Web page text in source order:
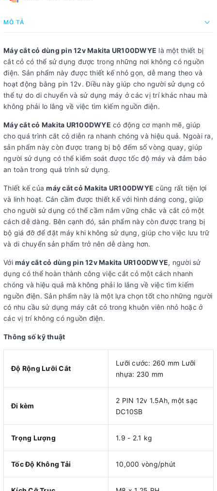
MÔ TẢ
Máy cắt cỏ dùng pin 12v Makita UR100DWYE là một thiết bị
cắt cỏ có thể sử dụng được trong những nơi không có nguồn
điện. Sản phẩm này được thiết kế nhỏ gọn, dễ mang theo và
hoạt động bằng pin 12v. Điều này giúp cho người sử dụng có
thể tự do di chuyển và sử dụng máy ở các vị trí khác nhau mà
không phải lo lắng về việc tìm kiếm nguồn điện.
Máy cắt cỏ Makita UR100DWYE có động cơ mạnh mẽ, giúp
cho quá trình cắt cỏ diễn ra nhanh chóng và hiệu quả. Ngoài ra,
sản phẩm này còn được trang bị bộ đếm số vòng quay, giúp
người sử dụng có thể kiểm soát được tốc độ máy và đảm bảo
an toàn trong quá trình sử dụng.
Thiết kế củamáy cắt cỏ Makita UR100DWYE cũng rất tiện lợi
và linh hoạt. Cán cầm được thiết kế với hình dáng cong, giúp
cho người sử dụng có thể cầm nắm vững chắc và cắt cỏ một
cách dễ dàng. Bên cạnh đó, sản phẩm này còn được trang bị
bộ giá đỡ để đặt máy khi không sử dụng, giúp cho việc lưu trữ
và di chuyển sản phẩm trở nên dễ dàng hơn.
Với máy cắt cỏ dùng pin 12v Makita UR100DWYE, người sử
dụng có thể hoàn thành công việc cắt cỏ một cách nhanh
chóng và hiệu quả mà không phải lo lắng về việc tìm kiếm
nguồn điện. Sản phẩm này là một lựa chọn tốt cho những người
có nhu cầu sử dụng máy cắt cỏ trong khuôn viên nhỏ hoặc ở
các vị trí không có nguồn điện.
Thông số kỹ thuật
Độ Rộng Lưỡi Cắt
Lưỡi cước: 260 mm Lưỡi
nhựa: 230 mm
Đi kèm
2 PIN 12v 1.5Ah, một sạc
DC10SB
Trọng Lượng 1.9 - 2.1 kg
Tốc Độ Không Tải 10,000 vòng/phút